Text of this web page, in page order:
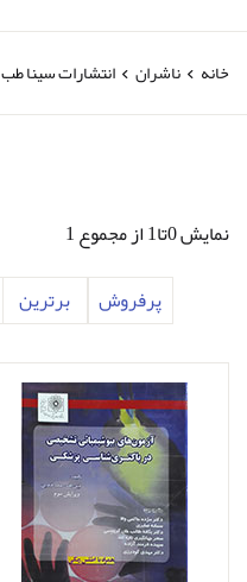
خانه ناشران انتشارات سینا طب
نمایش 0تا1 از مجموع 1
پرفروش
برترین